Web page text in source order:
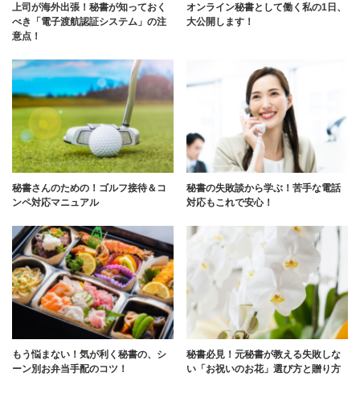
上司が海外出張！秘書が知っておく
べき「電子渡航認証システム」の注
意点！
オンライン秘書として働く私の1日、
大公開します！
秘書さんのための！ゴルフ接待＆コ
ンペ対応マニュアル
秘書の失敗談から学ぶ！苦手な電話
対応もこれで安心！
もう悩まない！気が利く秘書の、シ
ーン別お弁当手配のコツ！
秘書必見！元秘書が教える失敗しな
い「お祝いのお花」選び方と贈り方